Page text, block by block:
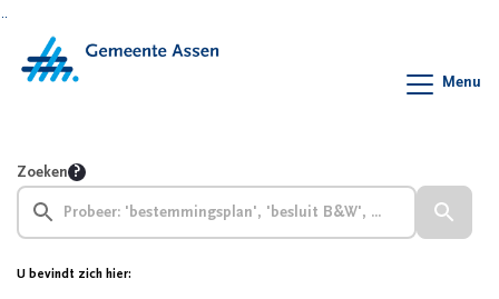
Menu
Zoeken
U bevindt zich hier: